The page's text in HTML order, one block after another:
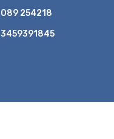
089 254218
3459391845